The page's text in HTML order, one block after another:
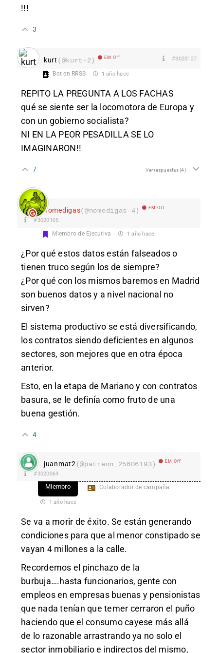
!!!
3
kurt (@kurt-2) EM Off #3020127
Bot en RRSS 1 año hace
REPITO LA PREGUNTA A LOS FACHAS
qué se siente ser la locomotora de Europa y
con un gobierno socialista?
NI EN LA PEOR PESADILLA SE LO
IMAGINARON!!
7 Ver respuestas(4)
nomedigas(@nomedigas-4) EM Off
#3020105
Miembro de Ejecutiva 1 año hace
¿Por qué estos datos están falseados o
tienen truco según los de siempre?
¿Por qué con los mismos baremos en Madrid
son buenos datos y a nivel nacional no
sirven?
El sistema productivo se está diversificando,
los contratos siendo deficientes en algunos
sectores, son mejores que en otra época
anterior.
Esto, en la etapa de Mariano y con contratos
basura, se le definía como fruto de una
buena gestión.
4
juanmat2 (@patreon_25606193) EM Off
#3020069
Miembro Colaborador de campaña
1 año hace
Se va a morir de éxito. Se están generando
condiciones para que al menor constipado se
vayan 4 millones a la calle.
Recordemos el pinchazo de la
burbuja….hasta funcionarios, gente con
empleos en empresas buenas y pensionistas
que nada tenían que temer cerraron el puño
haciendo que el consumo cayese más allá
de lo razonable arrastrando ya no solo el
sector inmobiliario e indirectos del mismo,